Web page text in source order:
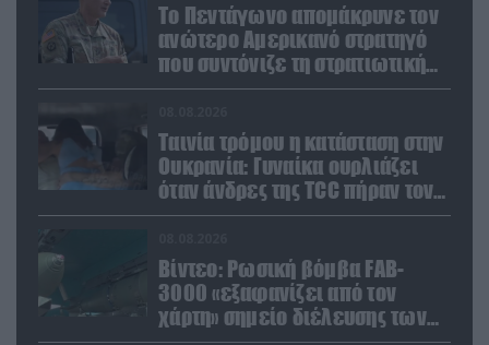
Το Πεντάγωνο απομάκρυνε τον
ανώτερο Αμερικανό στρατηγό
που συντόνιζε τη στρατιωτική
βοήθεια προς την Ουκρανία
Ταινία τρόμου η κατάσταση στην
Ουκρανία: Γυναίκα ουρλιάζει
όταν άνδρες της TCC πήραν τον
σύντροφό της (βίντεο)
Βίντεο: Ρωσική βόμβα FAB-
3000 «εξαφανίζει από τον
χάρτη» σημείο διέλευσης των